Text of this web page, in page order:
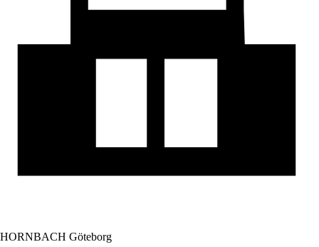
HORNBACH Göteborg